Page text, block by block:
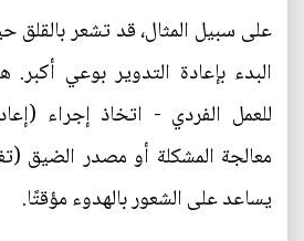
على سبيل المثال، قد تشعر بالقلق
البدء بإعادة التدوير بوعي
للعمل الفردي - اتخاذ إجراء
معالجة المشكلة أو مصدر الضيق
يساعد على الشعور بالهدوء مؤقتًا.